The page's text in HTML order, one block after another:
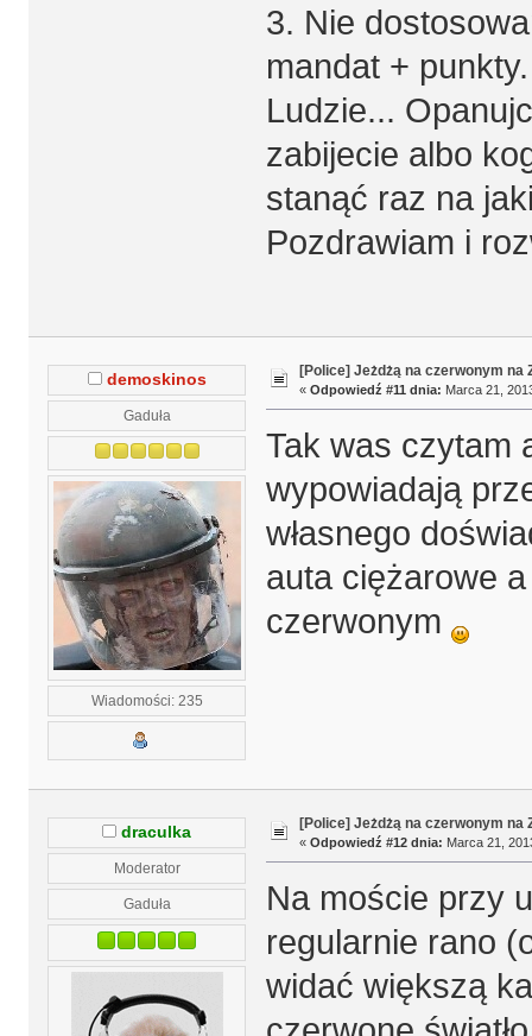
3. Nie
mandat + punkty.
Ludzie...
zabijecie albo
stanąć raz na
Pozdrawiam i
demoskinos
Gaduła
Wiadomości: 235
[Police] Jeżdżą na czerwonym na
« Odpowiedź #11 dnia: Marca 21,
Tak was czytam
wypowiadają
własnego
auta ciężarowe
czerwonym
draculka
Moderator
Gaduła
[Police] Jeżdżą na czerwonym na
« Odpowiedź #12 dnia: Marca 21,
Na moście przy
regularnie rano
widać większą